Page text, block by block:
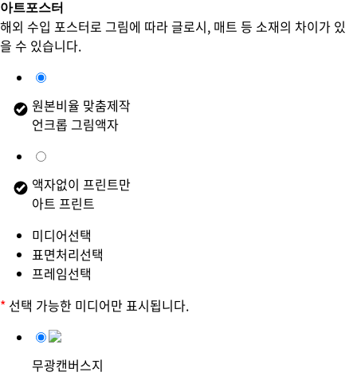
아트포스터
해외 수입 포스터로 그림에 따라 글로시, 매트 등 소재의 차이가 있
을 수 있습니다.
원본비율 맞춤제작
언크롭 그림액자
액자없이 프린트만
아트 프린트
미디어선택
표면처리선택
프레임선택
* 선택 가능한 미디어만 표시됩니다.
무광캔버스지